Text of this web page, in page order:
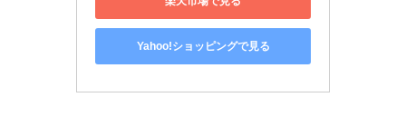
Yahoo!ショッピングで見る